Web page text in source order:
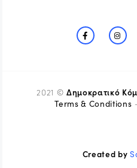
2021 ©Δημοκρατικό
Terms & Conditions -
Created by